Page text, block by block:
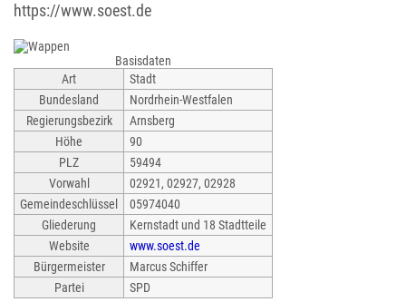
https://www.soest.de
Basisdaten
Art
Stadt
Bundesland
Nordrhein-Westfalen
Regierungsbezirk
Arnsberg
Höhe
90
PLZ
59494
Vorwahl
02921, 02927, 02928
Gemeindeschlüssel
05974040
Gliederung
Kernstadt und 18 Stadtteile
Website
www.soest.de
Bürgermeister
Marcus Schiffer
Partei
SPD